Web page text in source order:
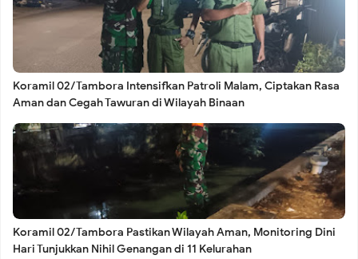
Krendang, Tingkatkan Kewaspadaan Demi Keamanan
Warga
Gedung SDN 01, Ditemukan Sejumlah Titik Bangunan
Mengalami Kerusakan
Diduga Modus Janji Pinjaman Miliaran Berujung Kerugian,
Koramil 02/Tambora Intensifkan Patroli Malam, Ciptakan Rasa
Aman dan Cegah Tawuran di Wilayah Binaan
Koramil 02/Tambora Pastikan Wilayah Aman, Monitoring Dini
Hari Tunjukkan Nihil Genangan di 11 Kelurahan